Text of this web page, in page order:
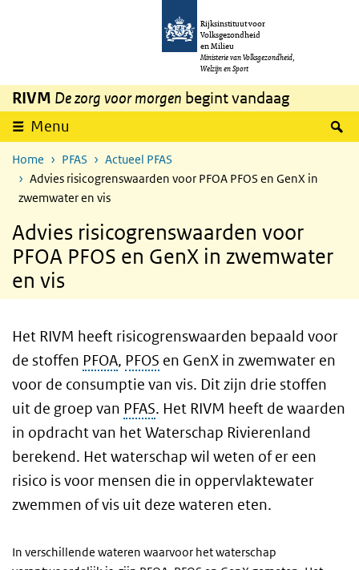
Overslaan en naar de inhoud gaan
Rijksinstituut voor
Volksgezondheid
en Milieu
Ministerie van Volksgezondheid,
Welzijn en Sport
RIVM De zorg voor morgen begint vandaag
Menu
Home PFAS
Actueel PFAS
Advies risicogrenswaarden voor PFOA PFOS en GenX in
zwemwater en vis
Advies risicogrenswaarden voor
PFOA PFOS en GenX in zwemwater
en vis
Het RIVM heeft risicogrenswaarden bepaald voor
de stoffen PFOA, PFOS en GenX in zwemwater en
voor de consumptie van vis. Dit zijn drie stoffen
uit de groep van PFAS. Het RIVM heeft de waarden
in opdracht van het Waterschap Rivierenland
berekend. Het waterschap wil weten of er een
risico is voor mensen die in oppervlaktewater
zwemmen of vis uit deze wateren eten.
In verschillende wateren waarvoor het waterschap